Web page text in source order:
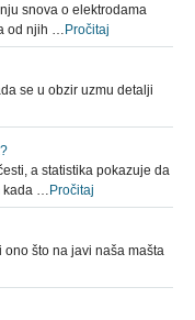
snova o elektrodama
od njih … Pročitaj
se u obzir uzmu detalji
a statistika pokazuje da
kada … Pročitaj
što na javi naša mašta